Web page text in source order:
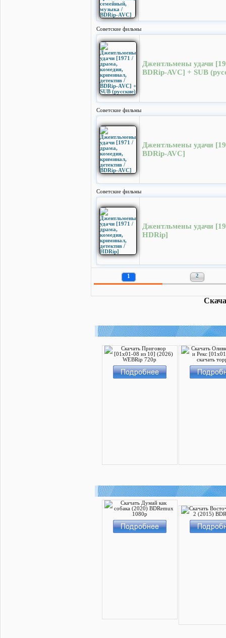
Cоветские фильмы
Джентльмены удачи
BDRip-AVC] + SUB
Cоветские фильмы
Джентльмены удачи
BDRip-AVC]
Cоветские фильмы
Джентльмены удачи
HDRip]
1 2